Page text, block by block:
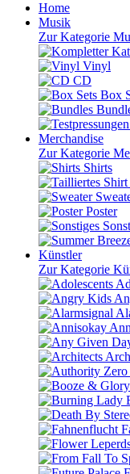
Home
Musik
Zur Kategorie
Vinyl
CD
Box
Merchandise
Zur Kategorie
Shirts
Poster
Künstler
Zur Kategorie